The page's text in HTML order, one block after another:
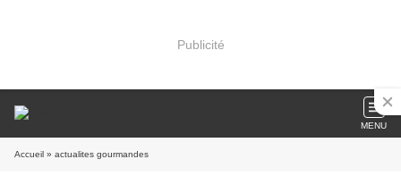
Publicité
MENU
Accueil » actualites gourmandes